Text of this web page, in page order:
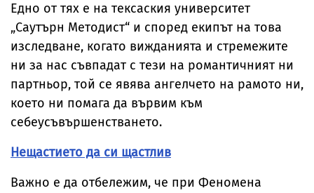
Едно от тях е на тексаския университет
„Саутърн Методист“ и според екипът на това
изследване, когато вижданията и стремежите
ни за нас съвпадат с тези на романтичният ни
партньор, той се явява ангелчето на рамото ни,
което ни помага да вървим към
себеусъвършенстването.
Нещастието да си щастлив
Важно е да отбележим, че при Феномена